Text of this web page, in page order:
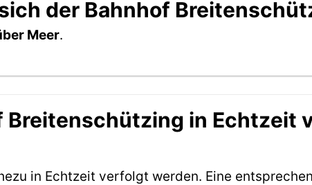
der Bahnhof
Meer.
Breitenschützing in Echtzeit
in Echtzeit verfolgt werden. Eine